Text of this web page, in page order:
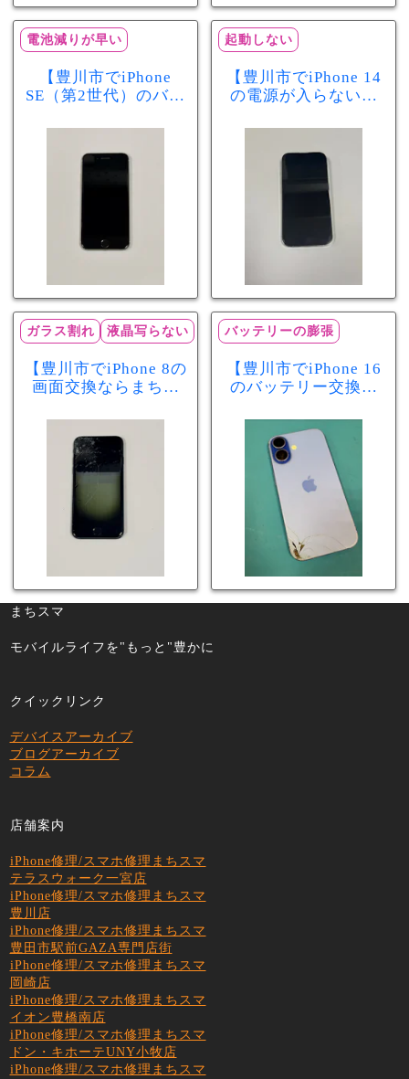
電池減りが早い
【豊川市でiPhone
SE（第2世代）のバッ
スマ豊川店】電池の
減りが早い症状も当
起動しない
【豊川市でiPhone 14
の電源が入らない修
店】バッテリー交換
で復旧するケースも
あります！
ガラス割れ 液晶写らない
【豊川市でiPhone 8の
画面交換ならまちス
れ・液晶不良も当日
60分で修理可能！
バッテリーの膨張
【豊川市でiPhone 16
のバッテリー交換な
少し膨張したバッテ
リーも当日90分で安
心修理！
まちスマ
モバイルライフを"もっと"豊かに
クイックリンク
デバイスアーカイブ
ブログアーカイブ
コラム
店舗案内
iPhone修理/スマホ修理まちスマ
テラスウォーク一宮店
iPhone修理/スマホ修理まちスマ
豊川店
iPhone修理/スマホ修理まちスマ
豊田市駅前GAZA専門店街
iPhone修理/スマホ修理まちスマ
岡崎店
iPhone修理/スマホ修理まちスマ
イオン豊橋南店
iPhone修理/スマホ修理まちスマ
ドン・キホーテUNY小牧店
iPhone修理/スマホ修理まちスマ